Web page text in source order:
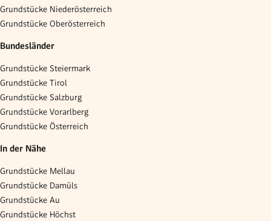
Grundstücke Niederösterreich
Grundstücke Oberösterreich
Bundesländer
Grundstücke Steiermark
Grundstücke Tirol
Grundstücke Salzburg
Grundstücke Vorarlberg
Grundstücke Österreich
In der Nähe
Grundstücke Mellau
Grundstücke Damüls
Grundstücke Au
Grundstücke Höchst